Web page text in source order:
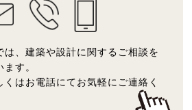
は、建築や設計に関するご相談を
す。
くはお電話にてお気軽にご連絡く